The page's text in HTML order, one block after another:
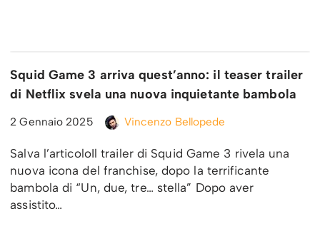
Squid Game 3 arriva quest’anno: il teaser trailer
di Netflix svela una nuova inquietante bambola
2 Gennaio 2025 Vincenzo Bellopede
Salva l’articoloIl trailer di Squid Game 3 rivela una
nuova icona del franchise, dopo la terrificante
bambola di “Un, due, tre… stella” Dopo aver
assistito…